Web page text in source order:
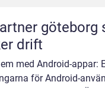
göteborg
drift
med Android-appar:
för Android-